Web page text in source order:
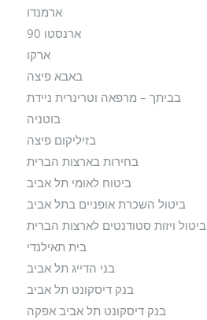
ארמנדו
ארנסטו 90
ארקו
באבא פיצה
בביתך – מרפאה וטרינרית ניידת
בוטניה
בזיליקום פיצה
בחירות בארצות הברית
ביטוח לאומי תל אביב
ביטול השכרת אופניים בתל אביב
ביטול ויזות סטודנטים לארצות הברית
בית תאילנדי
בני הדייג תל אביב
בנק דיסקונט תל אביב
בנק דיסקונט תל אביב אפקה